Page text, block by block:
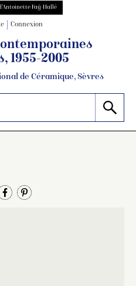
Faÿ-Hallé
Connexion
1955-2005
de Céramique, Sèvres